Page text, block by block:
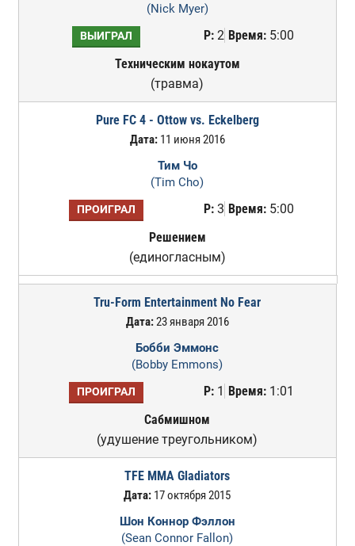
(Nick Myer)
ВЫИГРАЛ Р:2 Время:5:00
Техническим нокаутом
(травма)
Pure FC 4 - Ottow vs. Eckelberg
Дата:11 июня 2016
Тим Чо
(Tim Cho)
ПРОИГРАЛ Р:3 Время:5:00
Решением
(единогласным)
Tru-Form Entertainment No Fear
Дата:23 января 2016
Бобби Эммонс
(Bobby Emmons)
ПРОИГРАЛ Р:1 Время:1:01
Сабмишном
(удушение треугольником)
TFE MMA Gladiators
Дата: 17 октября 2015
Шон Коннор Фэллон
(Sean Connor Fallon)